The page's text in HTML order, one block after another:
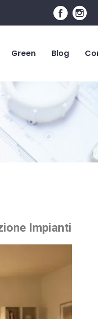
Green Blog
Impianti